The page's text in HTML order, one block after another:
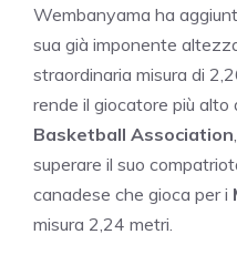
Wembanyama ha
sua già imponente
straordinaria misura di
rende il giocatore più
Basketball Association
superare il suo
canadese che gioca per i
misura 2,24 metri.